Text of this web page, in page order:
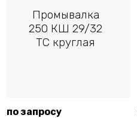
Промывалка
250 КШ 29/32
ТС круглая
по запросу